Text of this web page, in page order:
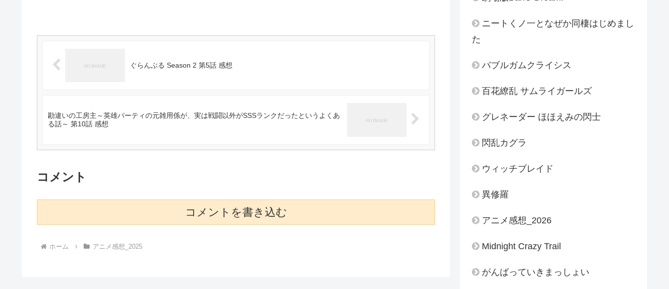
ぐらんぶる Season 2 第5話 感想
勘違いの工房主～英雄パーティの元雑用係が、実は戦闘以外がSSSランクだったというよくあ
る話～ 第10話 感想
コメント
コメントを書き込む
ホーム アニメ感想_2025
ニートくノ一となぜか同棲はじめまし
た
バブルガムクライシス
百花繚乱 サムライガールズ
グレネーダー ほほえみの閃士
閃乱カグラ
ウィッチブレイド
異修羅
アニメ感想_2026
Midnight Crazy Trail
がんばっていきまっしょい